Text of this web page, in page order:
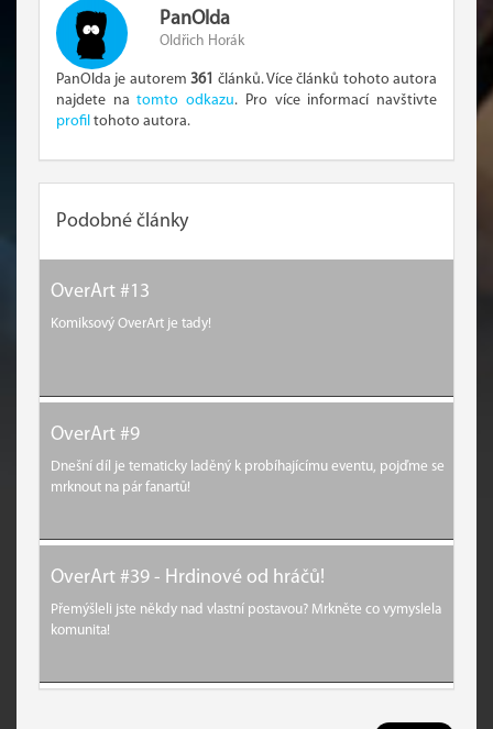
PanOlda
Oldřich Horák
PanOlda je autorem361 článků. Více článků tohoto autora
najdete natomto odkazu. Pro více informací navštivte
profil tohoto autora.
Podobné články
OverArt #13
Komiksový OverArt je tady!
OverArt #9
Dnešní díl je tematicky laděný k probíhajícímu eventu, pojďme se
mrknout na pár fanartů!
OverArt #39 - Hrdinové od hráčů!
Přemýšleli jste někdy nad vlastní postavou? Mrkněte co vymyslela
komunita!